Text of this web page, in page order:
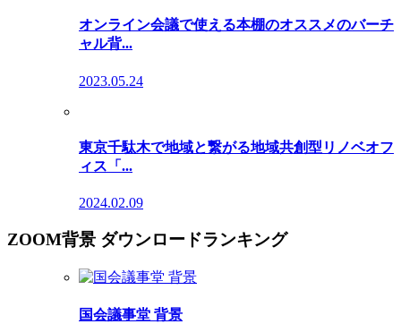
オンライン会議で使える本棚のオススメのバーチ
ャル背...
2023.05.24
東京千駄木で地域と繋がる地域共創型リノベオフ
ィス「...
2024.02.09
ZOOM背景 ダウンロードランキング
国会議事堂 背景